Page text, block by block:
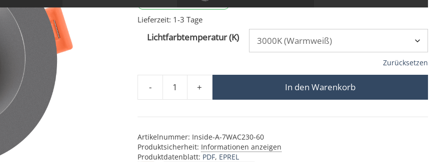
Lieferzeit: 1-3 Tage
Lichtfarbtemperatur (K)
Zurücksetzen
-
230V Einbauleuchte ohne Trafo | 7W statt 90W & dimmbar | anthrazit & 90
+ In den Warenkorb
Artikelnummer: Inside-A-7WAC230-60
Produktsicherheit: Informationen anzeigen
Produktdatenblatt: PDF EPREL